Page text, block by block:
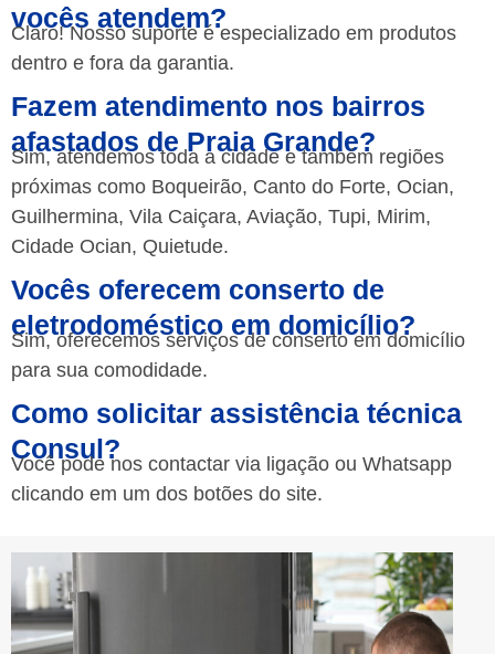
vocês atendem?
Claro! Nosso suporte é especializado em produtos
dentro e fora da garantia.
Fazem atendimento nos bairros
afastados de Praia Grande?
Sim, atendemos toda a cidade e também regiões
próximas como Boqueirão, Canto do Forte, Ocian,
Guilhermina, Vila Caiçara, Aviação, Tupi, Mirim,
Cidade Ocian, Quietude.
Vocês oferecem conserto de
eletrodoméstico em domicílio?
Sim, oferecemos serviços de conserto em domicílio
para sua comodidade.
Como solicitar assistência técnica
Consul?
Você pode nos contactar via ligação ou Whatsapp
clicando em um dos botões do site.